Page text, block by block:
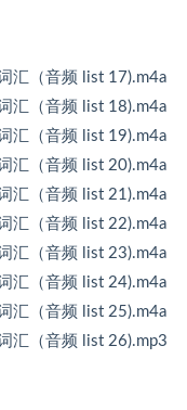
汇（音频 list 17).m4a
汇（音频 list 18).m4a
汇（音频 list 19).m4a
汇（音频 list 20).m4a
汇（音频 list 21).m4a
汇（音频 list 22).m4a
汇（音频 list 23).m4a
汇（音频 list 24).m4a
汇（音频 list 25).m4a
汇（音频 list 26).mp3